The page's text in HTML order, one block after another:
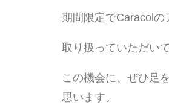
期間限定でCaracolの
取り扱っていただい
この機会に、ぜひ足
思います。